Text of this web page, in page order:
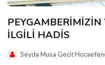
İLGİLİ HADİS
Seyda Musa Gecit